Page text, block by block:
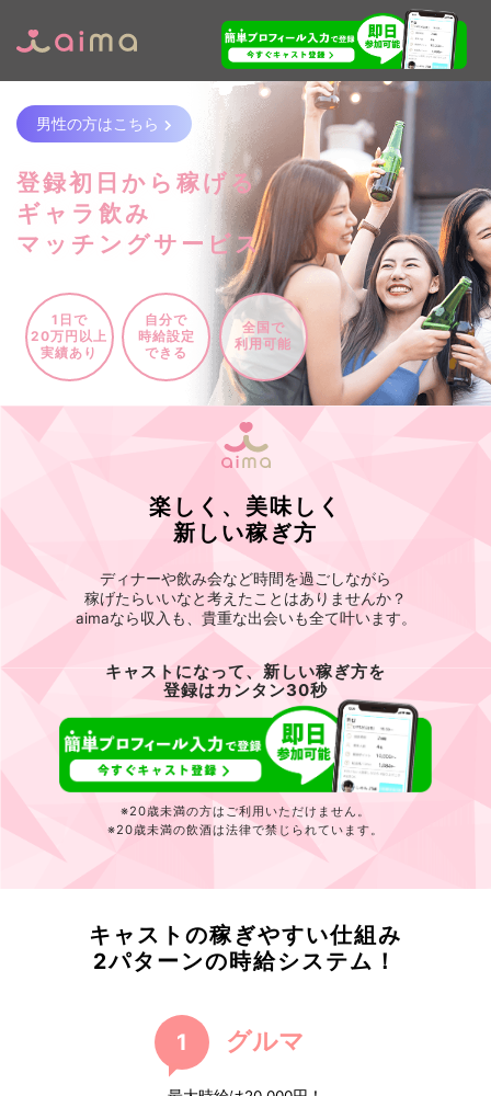
男性の方はこちら
登録初日から稼げる
ギャラ飲み
マッチングサービス
1日で
20万円以上
実績あり
自分で
時給設定
できる
全国で
利用可能
楽しく、美味しく
新しい稼ぎ方
ディナーや飲み会など時間を過ごしながら
稼げたらいいなと考えたことはありませんか？
aimaなら収入も、貴重な出会いも全て叶います。
キャストになって、新しい稼ぎ方を
登録はカンタン30秒
※20歳未満の方はご利用いただけません。
※20歳未満の飲酒は法律で禁じられています。
キャストの稼ぎやすい仕組み
2パターンの時給システム！
1 グルマ